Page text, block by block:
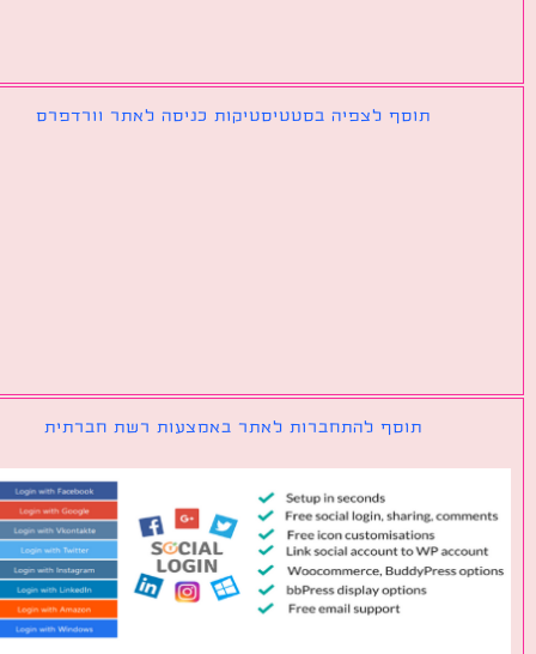
תוסף לצפיה בסטטיסטיקות כניסה לאתר וורדפרס
תוסף להתחברות לאתר באמצעות רשת חברתית